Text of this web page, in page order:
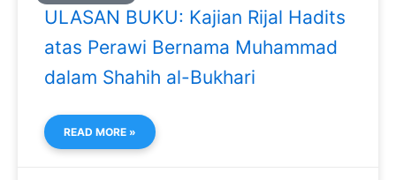
ULASAN BUKU: Kajian Rijal Hadits
atas Perawi Bernama Muhammad
dalam Shahih al-Bukhari
READ MORE »